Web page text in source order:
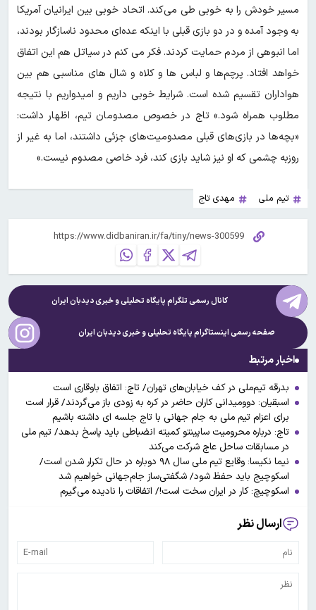
مسیر خودش را به خوبی طی می‌کند. اتحاد خوبی بین ایرانیان آمریکا
به وجود آمده و در دو بازی قبلی با اینکه عده‌ای محدود ناسازگار بودند،
اما انبوهی از مردم حمایت کردند. فکر می کنم در سیاتل هم این اتفاق
خواهد افتاد. پرچم‌ها و لباس ها و کلاه و شال های مناسبی هم بین
هواداران تقسیم شده است. شرایط خوبی داریم و امیدواریم با نتیجه
مطلوب همراه شود.» تاج در خصوص مصدومان تیم، اظهار داشت:
«بچه‌ها در بازی‌های قبلی مصدومیت‌های جزئی داشتند، اما به غیر از
روزبه چشمی که او نیز شاید بازی کند، فرد خاصی مصدوم نیست.»
تیم ملی مهدی تاج
کانال رسمی تلگرام پایگاه تحلیلی و خبریدیدبان ایران
صفحه رسمی اینستاگرام پایگاه تحلیلی و خبریدیدبان ایران
اخبار مرتبط
بدرقه تیم‌ملی در کف خیابان‌های تهران/ تاج: اتفاق باوقاری است
اسبقیان: دوومیدانی کاران حاضر در کره به زودی باز می‌گردند/ قرار است
برای اعزام تیم ملی به جام جهانی با تاج جلسه ای داشته باشیم
تاج: درباره محرومیت ساپینتو کمیته انضباطی باید پاسخ بدهد/ تیم ملی
در مسابقات ساحل عاج شرکت می‌کند
نیما نکیسا: وقایع تیم ملی سال ۹۸ دوباره در حال تکرار شدن است/
اسکوچیج باید حفظ شود/ شگفتی‌ساز جام‌جهانی خواهیم شد
اسکوچیچ: کار در ایران سخت است!/ اتفاقات را نادیده می‌گیرم
ارسال نظر